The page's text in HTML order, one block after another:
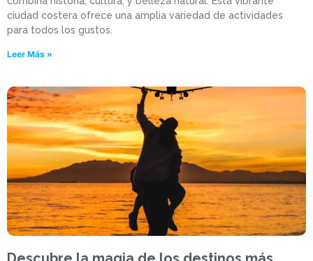
ciudad costera ofrece una amplia variedad de actividades
para todos los gustos.
Leer Más »